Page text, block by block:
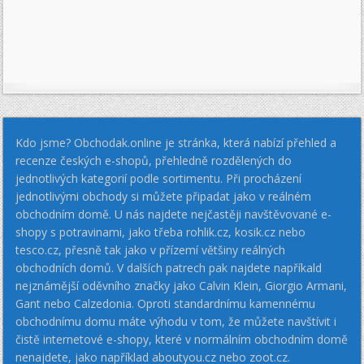
Kdo jsme? Obchodak.online je stránka, která nabízí přehled a
recenze českých e-shopů, přehledně rozdělených do
jednotlivých kategorií podle sortimentu. Při procházení
jednotlivými obchody si můžete připadat jako v reálném
obchodním domě. U nás najdete nejčastěji navštěvované e-
shopy s potravinami, jako třeba rohlik.cz, kosik.cz nebo
tesco.cz, přesně tak jako v přízemí většiny reálných
obchodních domů. V dalších patrech pak najdete napříkald
nejznámější oděvního značky jako Calvin Klein, Giorgio Armani,
Gant nebo Calzedonia. Oproti standardnímu kamennému
obchodnímu domu máte výhodu v tom, že můžete navštívit i
čistě internetové e-shopy, které v normálním obchodním domě
nenajdete, jako například aboutyou.cz nebo zoot.cz.